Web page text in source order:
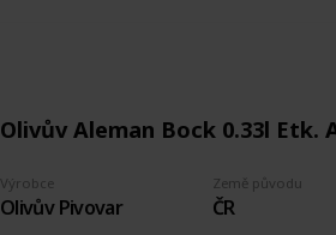
Olivův Aleman Bock 0.33l Etk.
Výrobce
Olivův Pivovar
Země původu
ČR